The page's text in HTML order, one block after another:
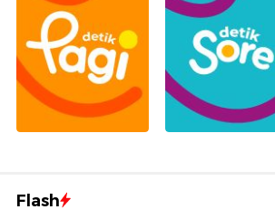
Flash